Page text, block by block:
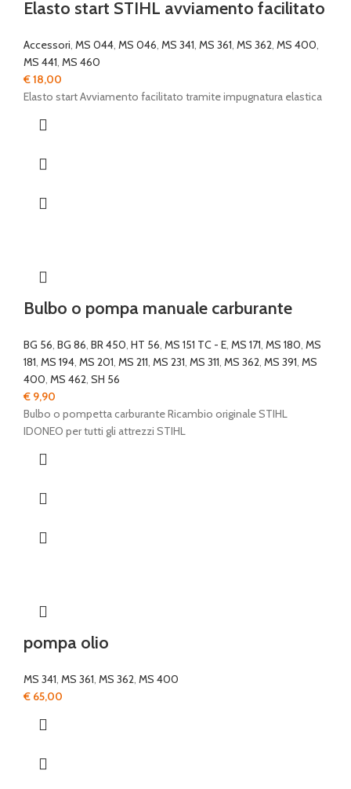
Elasto start STIHL avviamento facilitato
Accessori, MS 044, MS 046, MS 341, MS 361, MS 362, MS 400,
MS 441, MS 460
€18,00
Elasto start Avviamento facilitato tramite impugnatura elastica
Bulbo o pompa manuale carburante
BG 56, BG 86, BR 450, HT 56, MS 151 TC - E, MS 171, MS 180, MS
181, MS 194, MS 201, MS 211, MS 231, MS 311, MS 362, MS 391, MS
400, MS 462, SH 56
€ 9,90
Bulbo o pompetta carburante Ricambio originale STIHL
IDONEO per tutti gli attrezzi STIHL
pompa olio
MS 341, MS 361, MS 362, MS 400
€ 65,00